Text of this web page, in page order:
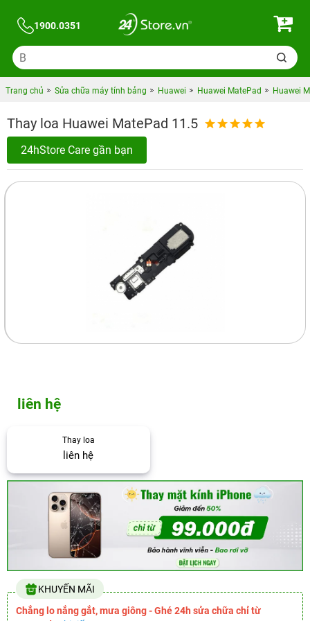
1900.0351
Trang chủ Sửa chữa máy tính bảng Huawei Huawei MatePad Huawei
Thay loa Huawei MatePad 11.5
24hStore Care gần bạn
liên hệ
Thay loa
liên hệ
KHUYẾN MÃI
Chẳng lo nắng gắt, mưa giông - Ghé 24h sửa chữa chỉ từ